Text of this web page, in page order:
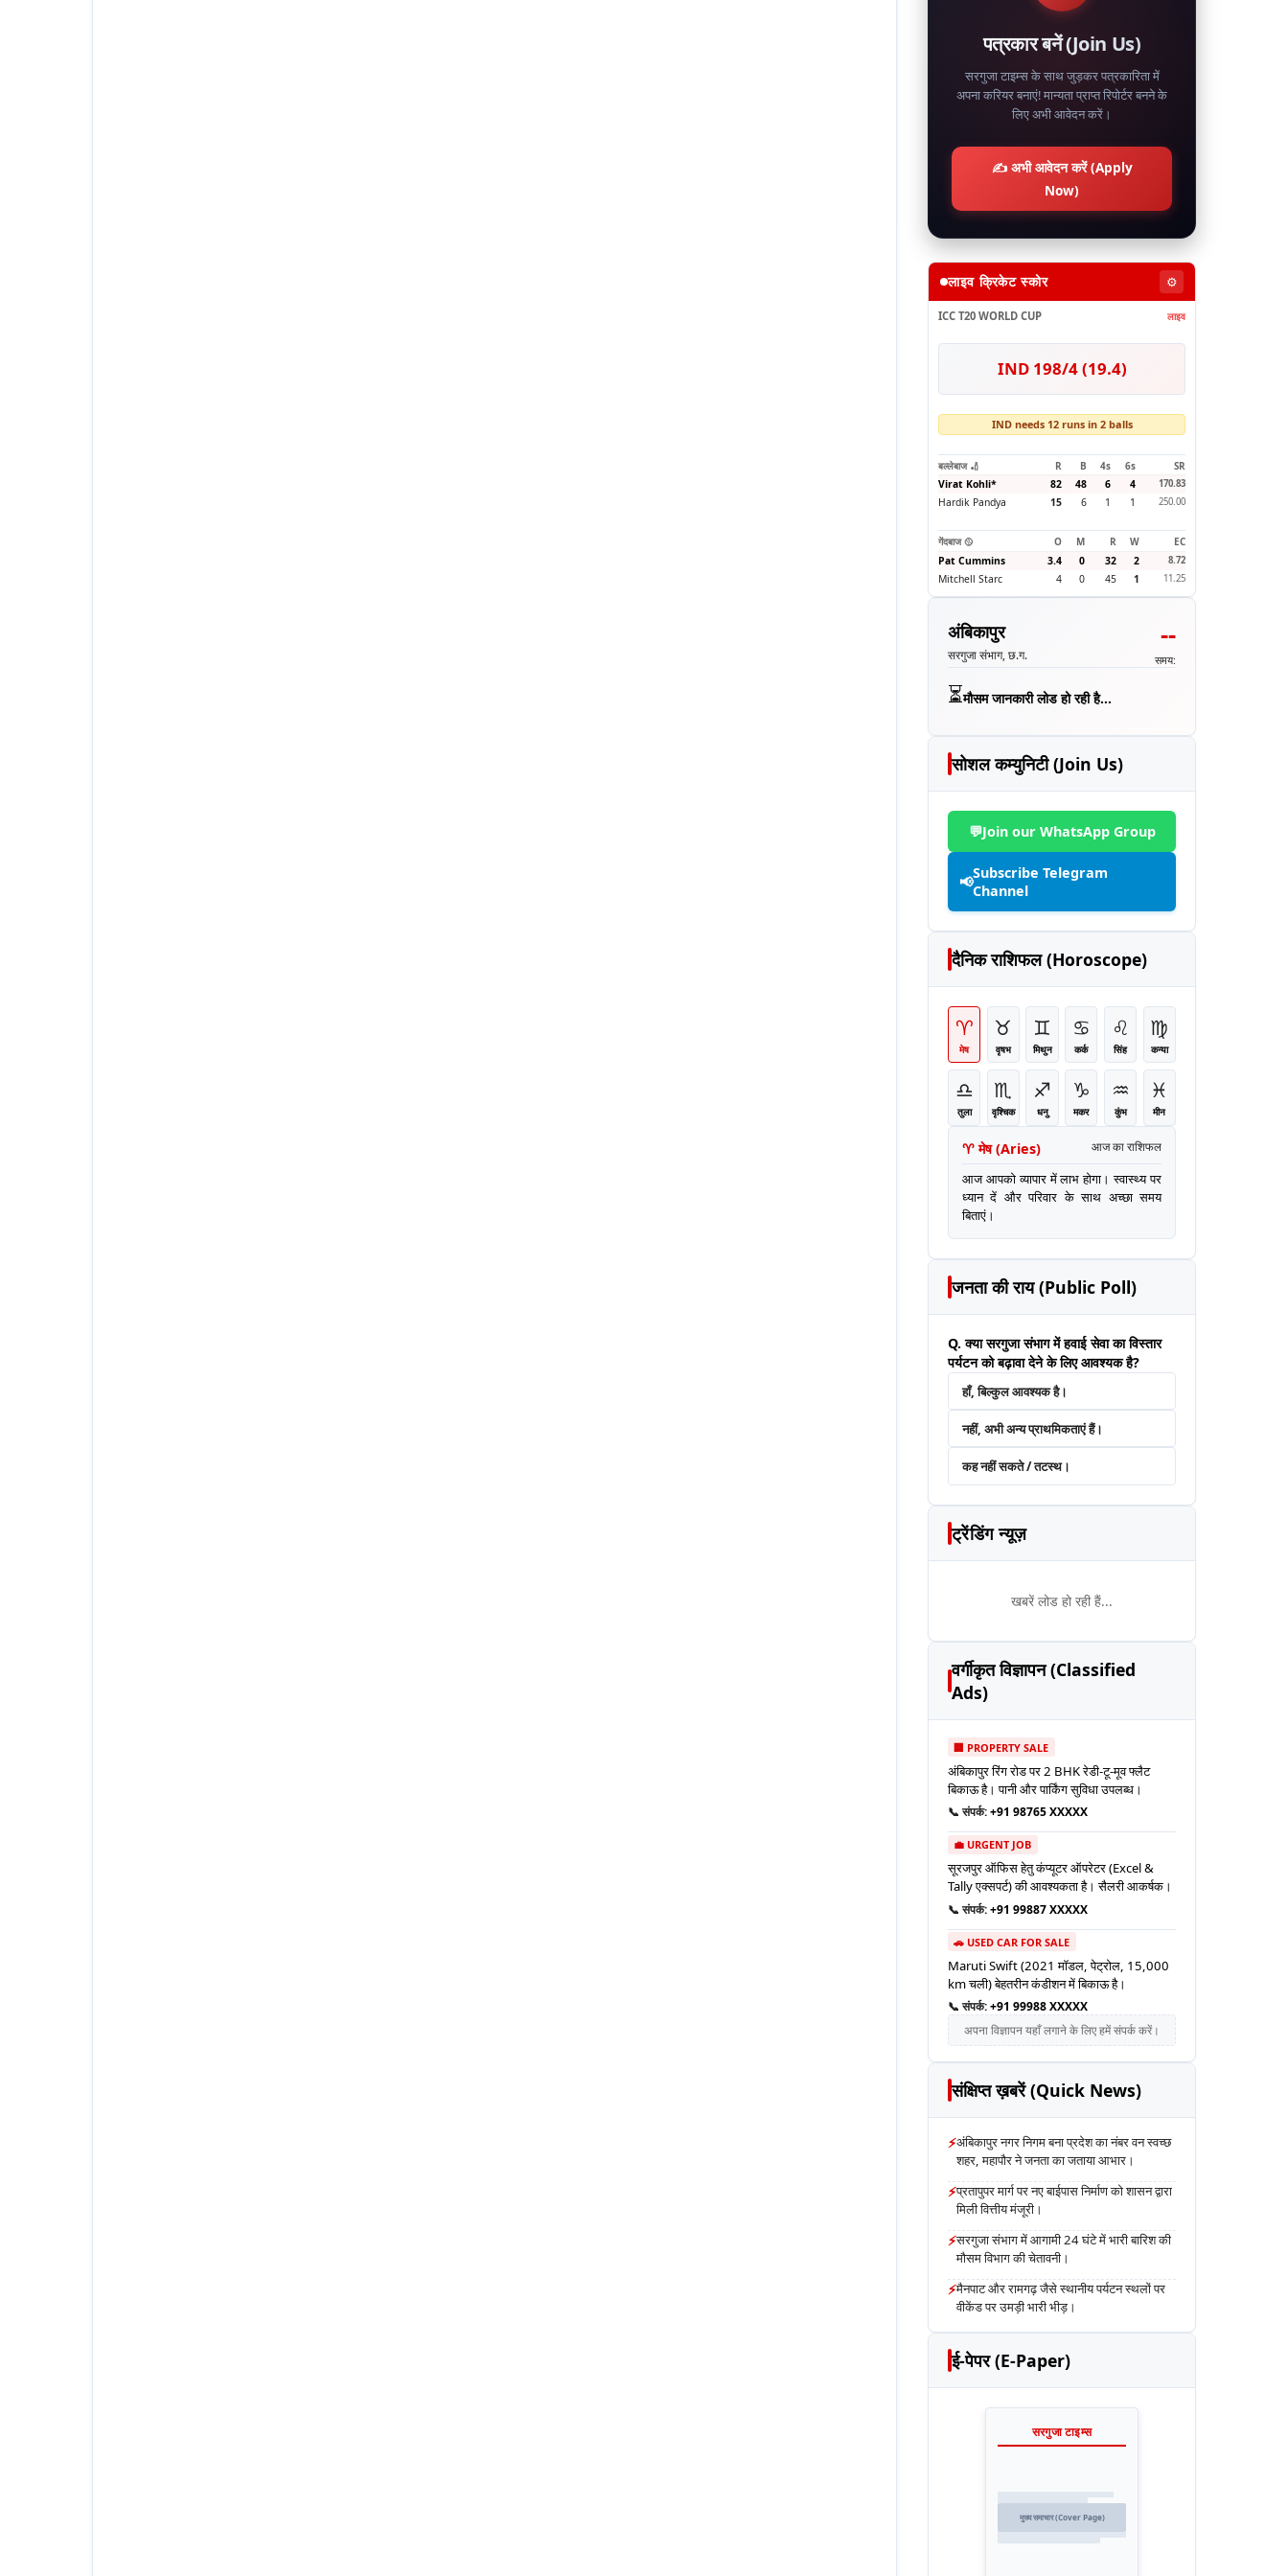
पत्रकार बनें (Join Us)
सरगुजा टाइम्स के साथ जुड़कर पत्रकारिता में
अपना करियर बनाएं! मान्यता प्राप्त रिपोर्टर बनने के
लिए अभी आवेदन करें।
✍️ अभी आवेदन करें (Apply
Now)
लाइव क्रिकेट स्कोर ⚙️
ICC T20 WORLD CUP लाइव
IND 198/4 (19.4)
IND needs 12 runs in 2 balls
बल्लेबाज 🏏 R B 4s 6s
SR
Virat Kohli* 82 48 6 4 170.83
Hardik Pandya 15 6 1 1 250.00
गेंदबाज 🥎 O M R W
EC
Pat Cummins
3.4 0 32 2 8.72
Mitchell Starc 4 0 45 1 11.25
अंबिकापुर
सरगुजा संभाग, छ.ग.
--
समय:
⏳मौसम जानकारी लोड हो रही है...
सोशल कम्युनिटी (Join Us)
💬Join our WhatsApp Group
📢Subscribe Telegram
Channel
दैनिक राशिफल (Horoscope)
♈
मेष
♉
वृषभ
♊
मिथुन
♋
कर्क
♌
सिंह
♍
कन्या
♎
तुला
♏
वृश्चिक
♐
धनु
♑
मकर
♒
कुंभ
♓
मीन
♈ मेष(Aries) आज का राशिफल
आज आपको व्यापार में लाभ होगा। स्वास्थ्य पर
ध्यान दें और परिवार के साथ अच्छा समय
बिताएं।
जनता की राय (Public Poll)
Q. क्या सरगुजा संभाग में हवाई सेवा का विस्तार
पर्यटन को बढ़ावा देने के लिए आवश्यक है?
हाँ, बिल्कुल आवश्यक है।
नहीं, अभी अन्य प्राथमिकताएं हैं।
कह नहीं सकते / तटस्थ।
ट्रेंडिंग न्यूज़
खबरें लोड हो रही हैं...
वर्गीकृत विज्ञापन (Classified
Ads)
🏢 PROPERTY SALE
अंबिकापुर रिंग रोड पर 2 BHK रेडी-टू-मूव फ्लैट
बिकाऊ है। पानी और पार्किंग सुविधा उपलब्ध।
📞 संपर्क:+91 98765 XXXXX
💼 URGENT JOB
सूरजपुर ऑफिस हेतु कंप्यूटर ऑपरेटर (Excel &
Tally एक्सपर्ट) की आवश्यकता है। सैलरी आकर्षक।
📞 संपर्क:+91 99887 XXXXX
🚗 USED CAR FOR SALE
Maruti Swift (2021 मॉडल, पेट्रोल, 15,000
km चली) बेहतरीन कंडीशन में बिकाऊ है।
📞 संपर्क:+91 99988 XXXXX
अपना विज्ञापन यहाँ लगाने के लिए हमें संपर्क करें।
संक्षिप्त ख़बरें (Quick News)
⚡अंबिकापुर नगर निगम बना प्रदेश का नंबर वन स्वच्छ
शहर, महापौर ने जनता का जताया आभार।
⚡प्रतापुपर मार्ग पर नए बाईपास निर्माण को शासन द्वारा
मिली वित्तीय मंजूरी।
⚡सरगुजा संभाग में आगामी 24 घंटे में भारी बारिश की
मौसम विभाग की चेतावनी।
⚡मैनपाट और रामगढ़ जैसे स्थानीय पर्यटन स्थलों पर
वीकेंड पर उमड़ी भारी भीड़।
ई-पेपर (E-Paper)
सरगुजा टाइम्स
मुख्य समाचार (Cover Page)